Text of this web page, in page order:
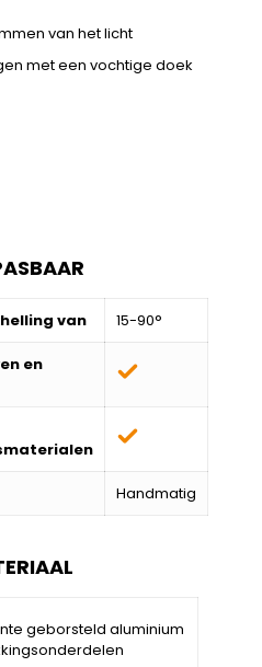
van het licht
met een vochtige doek
van 15-90°
en
Handmatig
geborsteld aluminium